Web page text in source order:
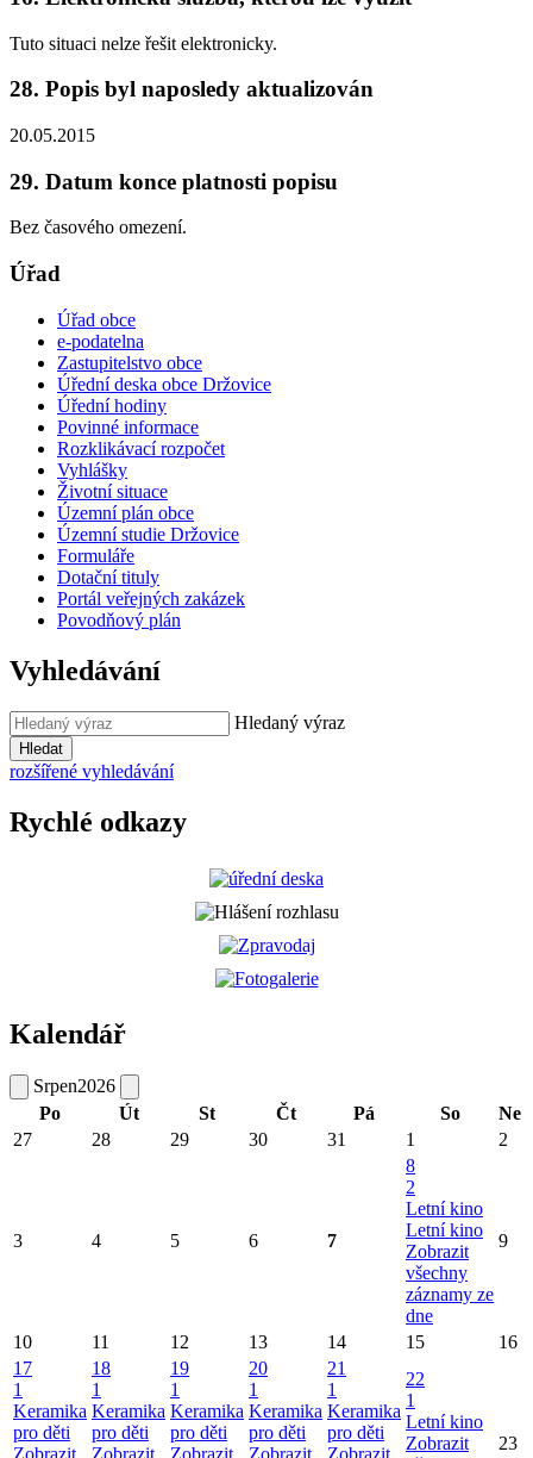
Tuto situaci nelze řešit elektronicky.
28. Popis byl naposledy aktualizován
20.05.2015
29. Datum konce platnosti popisu
Bez časového omezení.
Úřad
Úřad obce
e-podatelna
Zastupitelstvo obce
Úřední deska obce Držovice
Úřední hodiny
Povinné informace
Rozklikávací rozpočet
Vyhlášky
Životní situace
Územní plán obce
Územní studie Držovice
Formuláře
Dotační tituly
Portál veřejných zakázek
Povodňový plán
Vyhledávání
Hledaný výraz
Hledat
rozšířené vyhledávání
Rychlé odkazy
Kalendář
Srpen2026
Po
Út St Čt Pá So
Ne
27
28 29 30 31 1 2
3 4 5 6 7
8
2
Letní kino
Letní kino
Zobrazit
všechny
záznamy ze
dne
9
10 11 12 13 14 15
16
17
1
Keramika
pro děti
18
1
Keramika
pro děti
19
1
Keramika
pro děti
20
1
Keramika
pro děti
21
1
Keramika
pro děti
22
1
Letní kino
Zobrazit
23